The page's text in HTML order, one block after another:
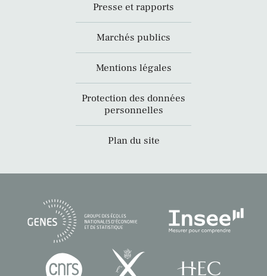
Presse et rapports
Marchés publics
Mentions légales
Protection des données
personnelles
Plan du site